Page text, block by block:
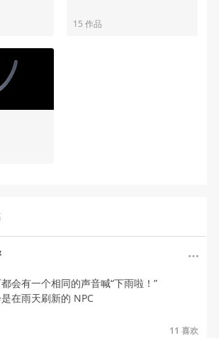
15 作品
会有一个相同的声音喊“下雨啦！”
在雨天刷新的 NPC
11 喜欢